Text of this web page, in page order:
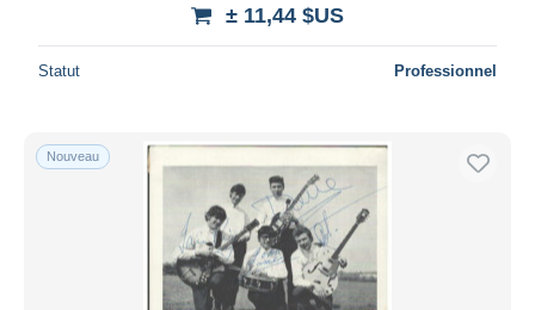
± 11,44 $US
Statut Professionnel
Nouveau